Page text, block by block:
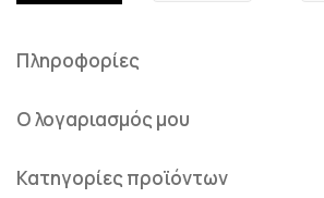
Πληροφορίες
Ο λογαριασμός μου
Κατηγορίες προϊόντων